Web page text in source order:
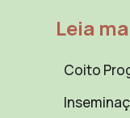
Leia
Coito